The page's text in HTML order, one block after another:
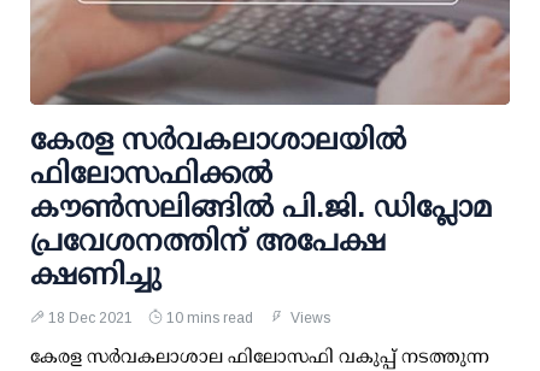
കേരള സര്‍വകലാശാലയില്‍
ഫിലോസഫിക്കല്‍
കൗണ്‍സലിങ്ങില്‍ പി.ജി. ഡിപ്ലോമ
പ്രവേശനത്തിന് അപേക്ഷ
ക്ഷണിച്ചു
18 Dec 2021 10 mins read Views
കേരള സർവകലാശാല ഫിലോസഫി വകുപ്പ് നടത്തുന്ന